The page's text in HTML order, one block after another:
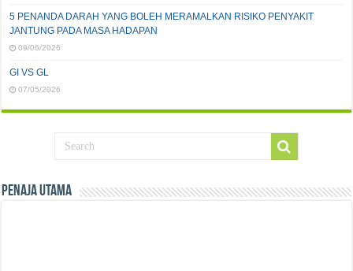
5 PENANDA DARAH YANG BOLEH MERAMALKAN RISIKO PENYAKIT
JANTUNG PADA MASA HADAPAN
09/06/2026
GI VS GL
07/05/2026
Penaja Utama